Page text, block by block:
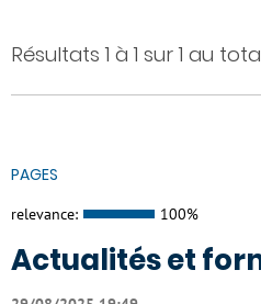
Résultats 1 à 1 sur 1 au
PAGES
relevance: 100%
Actualités et